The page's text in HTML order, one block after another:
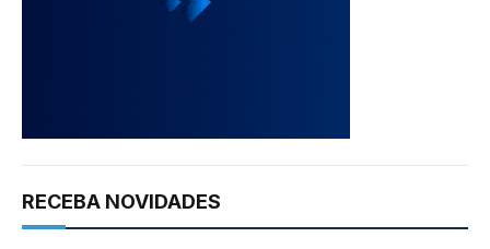
RECEBA NOVIDADES